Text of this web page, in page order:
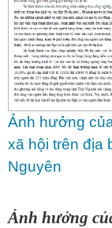
Ảnh hưởng
xã hội trên địa
Nguyên
Ảnh hưởng